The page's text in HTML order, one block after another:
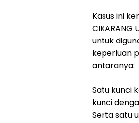
Kasus ini
CIKARANG
untuk
keperluan
antaranya:
Satu kunci
kunci
Serta satu